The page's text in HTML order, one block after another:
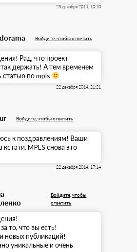
23 декабря 2014, 10:10
Войдите, чтобы ответить
Рад, что проект
так держать! А тем временем
статью по mpls
22 декабря 2014, 21:21
Войдите, чтобы ответить
к поздравлениям! Ваши
кстати. MPLS снова это
22 декабря 2014, 17:14
Войдите, чтобы
ответить
то, что вы есть!
новых публикаций!
уникальные и очень